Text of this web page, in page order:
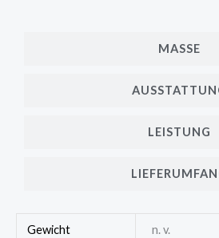
MASSE
LEISTUNG
Gewicht n. v.